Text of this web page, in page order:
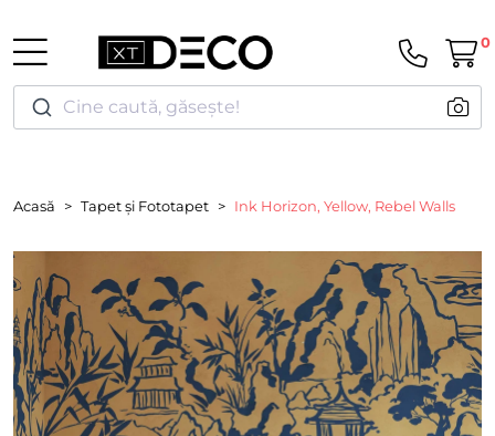
Cine caută, găsește!
0
Acasă Tapet și Fototapet Ink Horizon, Yellow, Rebel Walls